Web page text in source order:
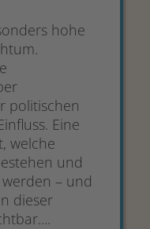
hohe
politischen
Eine
welche
und
– und
dieser